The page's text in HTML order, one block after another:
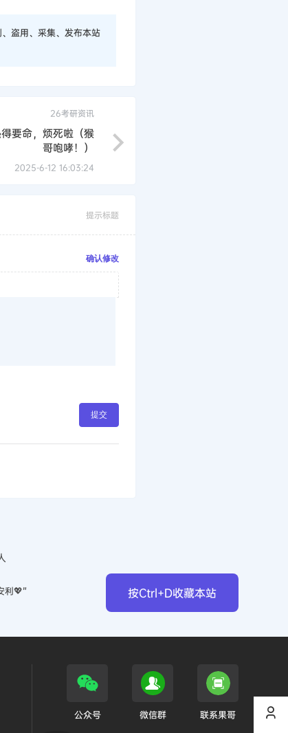
盗用、采集、发布本站
26考研资讯
要命，烦死啦（猴
哥咆哮！）
2025-6-12 16:03:24
提示标题
确认修改
提交
按Ctrl+D收藏本站
利💖”
公众号 微信群 联系果哥